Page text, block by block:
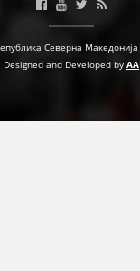
ДОГОВОРИ
НА СЛУЖБАТА ЗА
ПРЕВЕНТИВНА
Северна
Designed and Developed by AA